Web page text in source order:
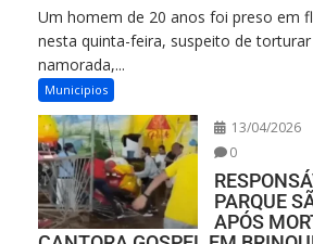
Um homem de 20 anos foi preso em
nesta quinta-feira, suspeito de torturar
namorada,...
Municipios
13/04/2026
0
PARQUE
APÓS